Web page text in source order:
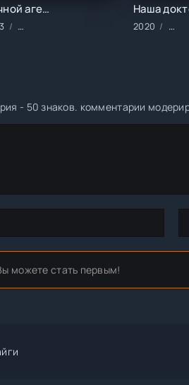
Русские/Комедия
Ночной агент (1-2 сезон)
Сериалы/2023 год/Зарубежные/
2020
- 50 знаков. комментарии
можете стать первым!